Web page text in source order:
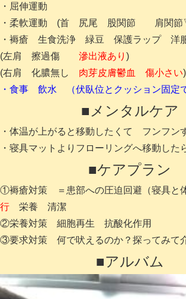
・屈伸運動
・柔軟運動 (首 尻尾 股関節 肩関
・褥瘡 生食洗浄 緑豆 保護ラップ 洋
(左肩 擦過傷 滲出液あり )
(右肩 化膿無し 肉芽皮膚鬱血 傷小さい)
・食事 飲水 （伏臥位とクッション固定
■メンタルケア
・体温が上がると移動したくて フンフン
・寝具マットよりフローリングへ移動した
■ケアプラン
①褥瘡対策 ＝患部への圧迫回避（寝具と
行 栄養 清潔
②栄養対策 細胞再生 抗酸化作用
③要求対策 何で吠えるのか？探ってみて
■アルバム